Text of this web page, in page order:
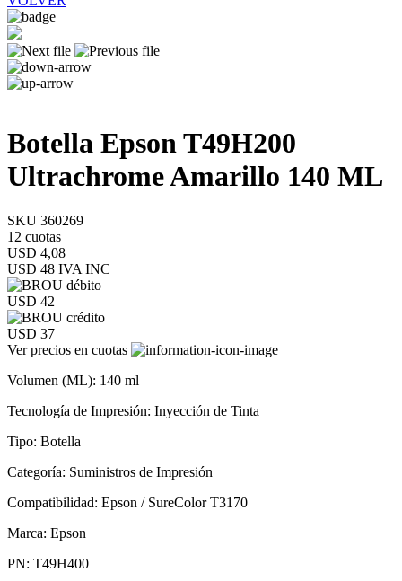
Botella Epson T49H200
Ultrachrome Amarillo 140 ML
SKU 360269
12 cuotas
USD 4,08
USD 48 IVA INC
USD 42
USD 37
Ver precios en cuotas
Volumen (ML): 140 ml
Tecnología de Impresión: Inyección de Tinta
Tipo: Botella
Categoría: Suministros de Impresión
Compatibilidad: Epson / SureColor T3170
Marca: Epson
PN: T49H400